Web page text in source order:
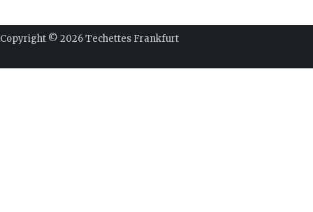
Copyright © 2026Techettes Frankfurt